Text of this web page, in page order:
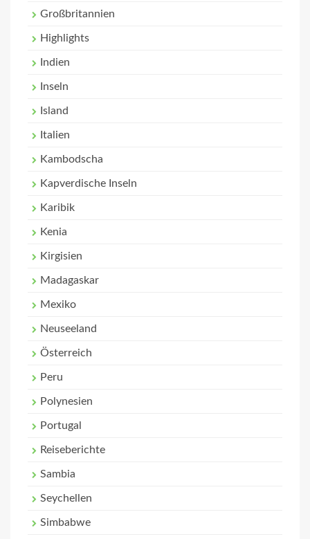
Großbritannien
Highlights
Indien
Inseln
Island
Italien
Kambodscha
Kapverdische Inseln
Karibik
Kenia
Kirgisien
Madagaskar
Mexiko
Neuseeland
Österreich
Peru
Polynesien
Portugal
Reiseberichte
Sambia
Seychellen
Simbabwe